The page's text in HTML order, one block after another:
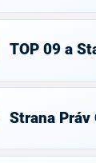
TOP 09 a
Strana Práv